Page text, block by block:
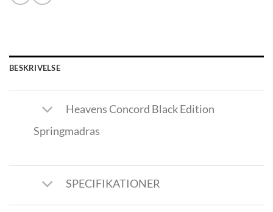
BESKRIVELSE
Heavens Concord Black Edition
Springmadras
SPECIFIKATIONER